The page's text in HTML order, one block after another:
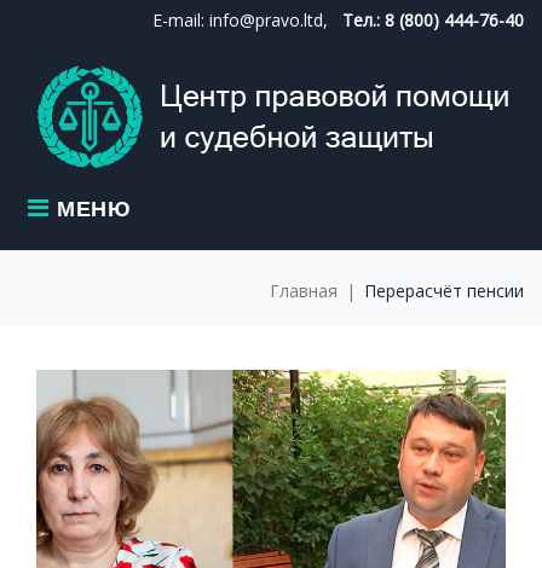
content
E-mail: info@pravo.ltd, Тел.: 8 (800) 444-76-40
МЕНЮ
Главная | Перерасчёт пенсии
МЕТКА:
ПЕРЕРАСЧЁТ